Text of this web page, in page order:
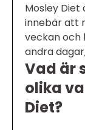
Mosley
innebär att
veckan och
andra
Vad är
olika
Diet?